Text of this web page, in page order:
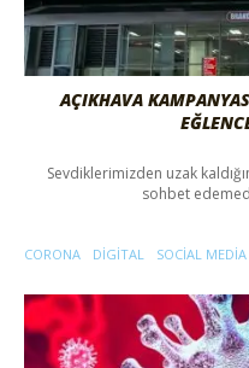
AÇIKHAVA
Sevdiklerimizden uzak
sohbet
CORONA DIGITAL SOCIAL MEDIA